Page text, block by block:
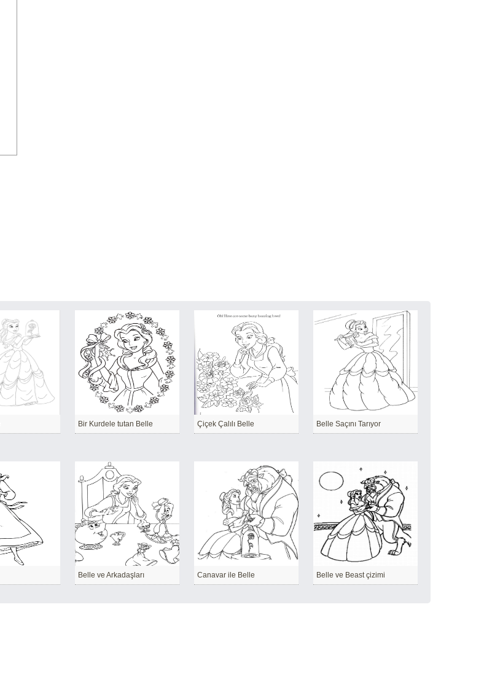
Bir Kurdele tutan Belle Çiçek Çalılı Belle Belle Saçını Tarıyor
Belle ve Arkadaşları Canavar ile Belle Belle ve Beast çizimi